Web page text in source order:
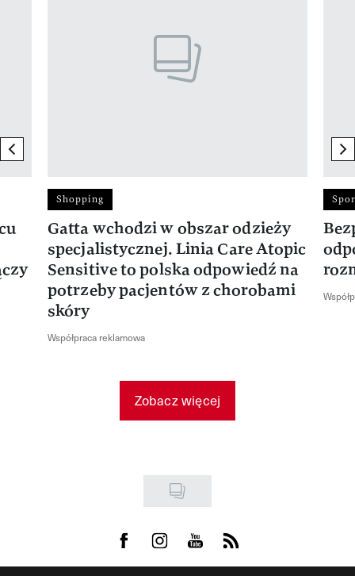
previous element
Shopping
Gatta wchodzi w obszar odzieży
specjalistycznej. Linia Care Atopic
Sensitive to polska odpowiedź na
potrzeby pacjentów z chorobami
skóry
Współpraca reklamowa
Zobacz więcej
Visit us on Facebook
Visit us on Instagram
Visit us on Youtube
Visit us on Rss